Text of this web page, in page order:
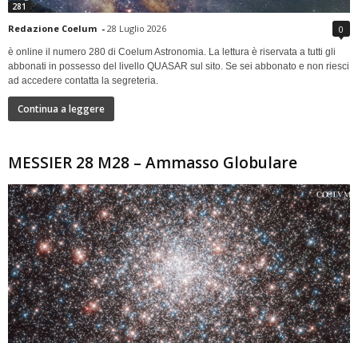
281
Redazione Coelum - 28 Luglio 2026 0
è online il numero 280 di Coelum Astronomia. La lettura è riservata a tutti gli
abbonati in possesso del livello QUASAR sul sito. Se sei abbonato e non riesci
ad accedere contatta la segreteria.
Continua a leggere
MESSIER 28 M28 – Ammasso Globulare